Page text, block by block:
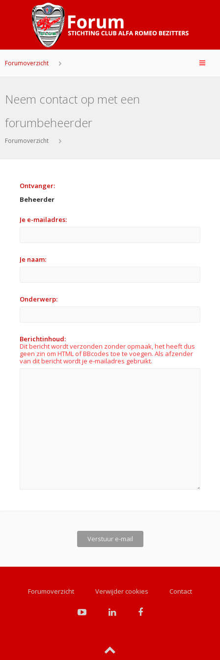
Forumoverzicht
Neem contact op met een
forumbeheerder
Forumoverzicht
Ontvanger:
Beheerder
Je e-mailadres:
Je naam:
Onderwerp:
Berichtinhoud:
Dit bericht wordt verzonden zonder opmaak, het heeft dus
geen zin om HTML of BBcodes toe te voegen. Als afzender
van dit bericht wordt je e-mailadres gebruikt.
Forumoverzicht Verwijder cookies Contact